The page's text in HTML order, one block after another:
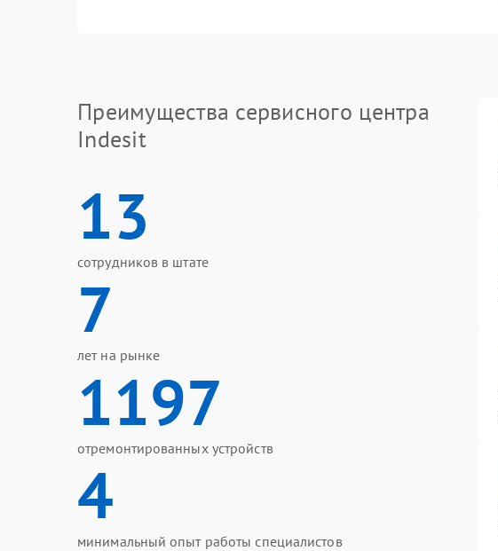
Преимущества сервисного центра
Indesit
13
сотрудников в штате
7
лет на рынке
1197
отремонтированных устройств
4
минимальный опыт работы специалистов